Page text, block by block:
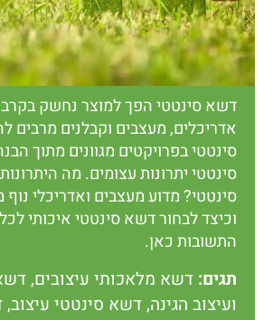
דשא סינטטי הפך למוצר נחשק בקרב
אדריכלים, מעצבים וקבלנים מרבים
סינטטי בפרויקטים מגוונים מתוך
סינטטי יתרונות עצומים. מה
סינטטי? מדוע מעצבים ואדריכלי נוף
וכיצד לבחור דשא סינטטי איכותי
התשובות כאן.
תגים: דשא מלאכותי עיצובים,
ועיצוב הגינה,דשא סינטטי עיצוב,